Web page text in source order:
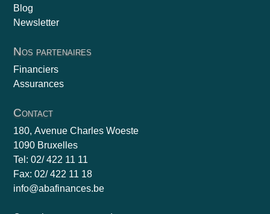
Blog
Newsletter
Nos partenaires
Financiers
Assurances
Contact
180, Avenue Charles Woeste
1090 Bruxelles
Tel: 02/ 422 11 11
Fax: 02/ 422 11 18
info@abafinances.be